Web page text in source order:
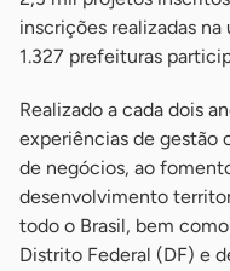
inscrições realizadas
1.327 prefeituras
Realizado a cada dois
experiências de gestão
de negócios, ao
desenvolvimento
todo o Brasil, bem
Distrito Federal (DF) e